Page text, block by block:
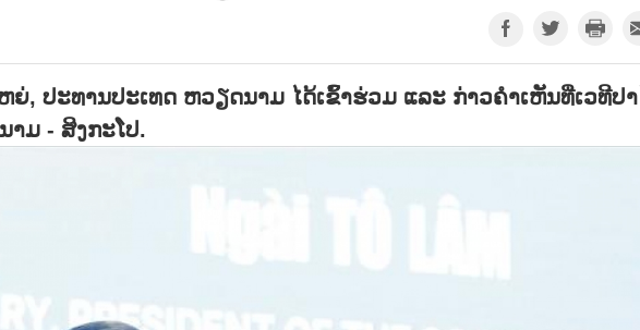
ຍ່, ປະ​ທານ​ປະ​ເທດ ຫວຽດ​ນາມ ໄດ້​ເຂົ້າ​ຮ່ວມ ແລະ ກ່າວ​ຄຳ​ເຫັນ​ທີ່​ເວ​ທີ​ປ
າມ - ສິງ​ກະ​ໂປ.